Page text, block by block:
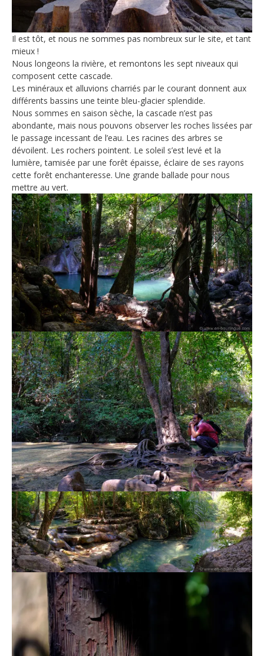
Il est tôt, et nous ne sommes pas nombreux sur le site, et tant
mieux !
Nous longeons la rivière, et remontons les sept niveaux qui
composent cette cascade.
Les minéraux et alluvions charriés par le courant donnent aux
différents bassins une teinte bleu-glacier splendide.
Nous sommes en saison sèche, la cascade n’est pas
abondante, mais nous pouvons observer les roches lissées par
le passage incessant de l’eau. Les racines des arbres se
dévoilent. Les rochers pointent. Le soleil s’est levé et la
lumière, tamisée par une forêt épaisse, éclaire de ses rayons
cette forêt enchanteresse. Une grande ballade pour nous
mettre au vert.